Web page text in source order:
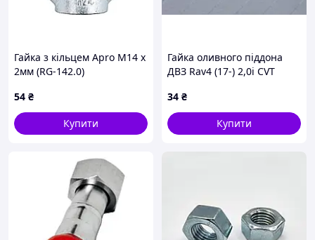
Гайка з кільцем Apro М14 x
2мм (RG-142.0)
54 ₴
Купити
Гайка оливного піддона
ДВЗ Rav4 (17-) 2,0i CVT
34 ₴
Купити